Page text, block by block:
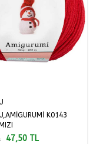
K0143
47,50 TL